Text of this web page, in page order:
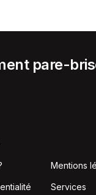
pare-
Mentions
Services